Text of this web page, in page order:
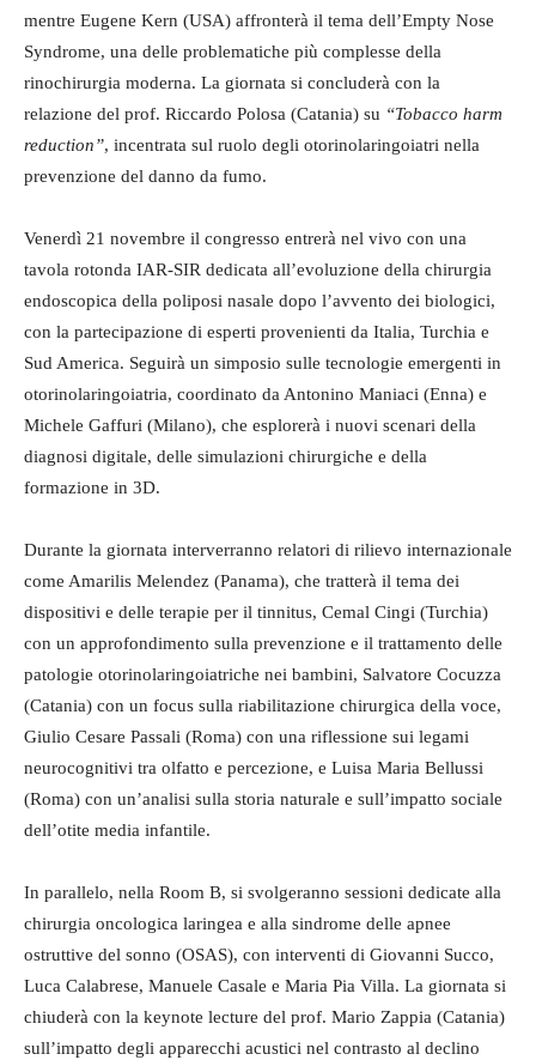
mentre Eugene Kern (USA) affronterà il tema dell’Empty Nose
Syndrome, una delle problematiche più complesse della
rinochirurgia moderna. La giornata si concluderà con la
relazione del prof. Riccardo Polosa (Catania) su “Tobacco harm
reduction”, incentrata sul ruolo degli otorinolaringoiatri nella
prevenzione del danno da fumo.
Venerdì 21 novembre il congresso entrerà nel vivo con una
tavola rotonda IAR-SIR dedicata all’evoluzione della chirurgia
endoscopica della poliposi nasale dopo l’avvento dei biologici,
con la partecipazione di esperti provenienti da Italia, Turchia e
Sud America. Seguirà un simposio sulle tecnologie emergenti in
otorinolaringoiatria, coordinato da Antonino Maniaci (Enna) e
Michele Gaffuri (Milano), che esplorerà i nuovi scenari della
diagnosi digitale, delle simulazioni chirurgiche e della
formazione in 3D.
Durante la giornata interverranno relatori di rilievo internazionale
come Amarilis Melendez (Panama), che tratterà il tema dei
dispositivi e delle terapie per il tinnitus, Cemal Cingi (Turchia)
con un approfondimento sulla prevenzione e il trattamento delle
patologie otorinolaringoiatriche nei bambini, Salvatore Cocuzza
(Catania) con un focus sulla riabilitazione chirurgica della voce,
Giulio Cesare Passali (Roma) con una riflessione sui legami
neurocognitivi tra olfatto e percezione, e Luisa Maria Bellussi
(Roma) con un’analisi sulla storia naturale e sull’impatto sociale
dell’otite media infantile.
In parallelo, nella Room B, si svolgeranno sessioni dedicate alla
chirurgia oncologica laringea e alla sindrome delle apnee
ostruttive del sonno (OSAS), con interventi di Giovanni Succo,
Luca Calabrese, Manuele Casale e Maria Pia Villa. La giornata si
chiuderà con la keynote lecture del prof. Mario Zappia (Catania)
sull’impatto degli apparecchi acustici nel contrasto al declino